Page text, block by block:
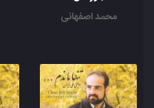
محمد اصفهانی